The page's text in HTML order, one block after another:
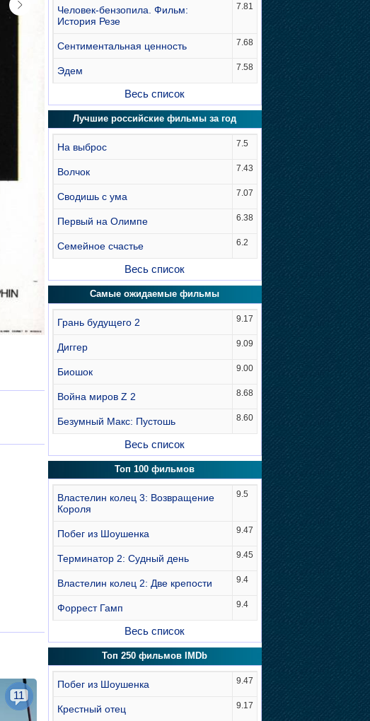
11
Человек-бензопила. Фильм:
История Резе
7.81
Сентиментальная ценность 7.68
Эдем 7.58
Весь список
Лучшие российские фильмы за год
На выброс 7.5
Волчок 7.43
Сводишь с ума 7.07
Первый на Олимпе 6.38
Семейное счастье 6.2
Весь список
Самые ожидаемые фильмы
Грань будущего 2 9.17
Диггер 9.09
Биошок 9.00
Война миров Z 2 8.68
Безумный Макс: Пустошь 8.60
Весь список
Топ 100 фильмов
Властелин колец 3: Возвращение
Короля
9.5
Побег из Шоушенка 9.47
Терминатор 2: Судный день 9.45
Властелин колец 2: Две крепости 9.4
Форрест Гамп 9.4
Весь список
Топ 250 фильмов IMDb
Побег из Шоушенка 9.47
Крестный отец 9.17